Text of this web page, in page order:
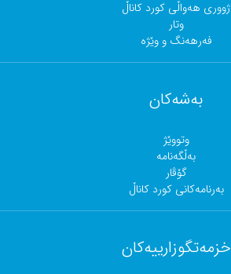
ژووری هەواڵی کورد کاناڵ
وتار
فەرهەنگ و وێژە
بەشەکان
وتووێژ
بەڵگەنامە
گۆڤار
بەرنامەکانی کورد کاناڵ
خزمەتگوزارییەکان